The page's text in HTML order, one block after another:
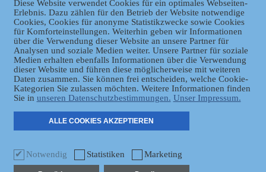
Datenschutz
Diese Website verwendet Cookies für ein optimales Webseiten-
Erlebnis. Dazu zählen für den Betrieb der Website notwendige
Cookies, Cookies für anonyme Statistikzwecke sowie Cookies
für Komforteinstellungen. Weiterhin geben wir Informationen
über die Verwendung dieser Website an unsere Partner für
Analysen und soziale Medien weiter. Unsere Partner für soziale
Medien erhalten ebenfalls Informationen über die Verwendung
dieser Website und führen diese möglicherweise mit weiteren
Daten zusammen. Sie können frei entscheiden, welche Cookie-
Kategorien Sie zulassen möchten. Weitere Informationen finden
Sie in unseren Datenschutzbestimmungen. Unser Impressum.
ALLE COOKIES AKZEPTIEREN
Notwendig Statistiken Marketing